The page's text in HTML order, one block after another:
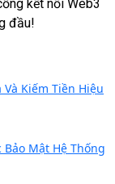
kết nối Web3
đầu!
Kiếm Tiền Hiệu
Bảo Mật Hệ Thống